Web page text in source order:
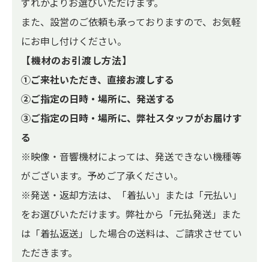
また、設営のご依頼も承っておりますので、お気軽
にお申し付けください。
【機材のお引渡し方法】
①ご来社いただき、直接お渡しする
②ご指定の日時・場所に、発送する
③ご指定の日時・場所に、弊社スタッフがお届けす
る
※映像・音響機材によっては、発送できない機種等
がございます。予めご了承ください。
※発送・返却方法は、「着払い」または「元払い」
をお選びいただけます。弊社から「元払発送」また
は「着払返送」した場合の送料は、ご請求させてい
ただきます。